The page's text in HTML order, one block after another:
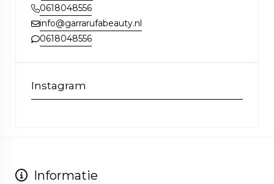
0618048556
info@garrarufabeauty.nl
0618048556
Instagram
Informatie